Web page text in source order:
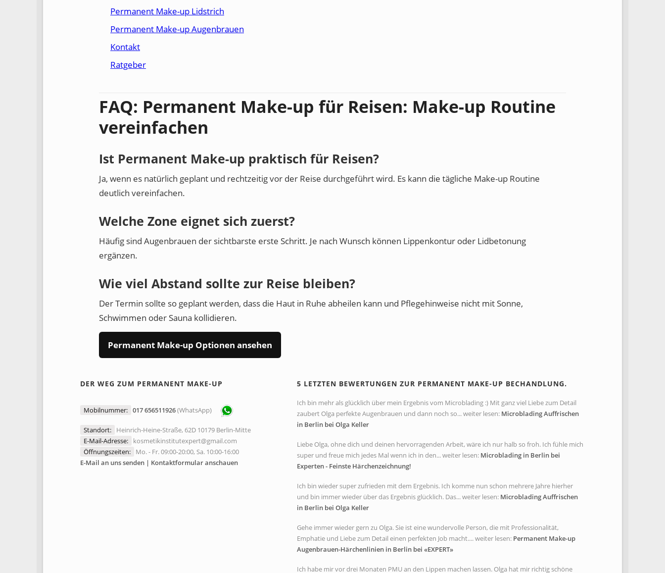
Permanent Make-up Lidstrich
Permanent Make-up Augenbrauen
Kontakt
Ratgeber
FAQ: Permanent Make-up für Reisen: Make-up Routine
vereinfachen
Ist Permanent Make-up praktisch für Reisen?
Ja, wenn es natürlich geplant und rechtzeitig vor der Reise durchgeführt wird. Es kann die tägliche Make-up Routine
deutlich vereinfachen.
Welche Zone eignet sich zuerst?
Häufig sind Augenbrauen der sichtbarste erste Schritt. Je nach Wunsch können Lippenkontur oder Lidbetonung
ergänzen.
Wie viel Abstand sollte zur Reise bleiben?
Der Termin sollte so geplant werden, dass die Haut in Ruhe abheilen kann und Pflegehinweise nicht mit Sonne,
Schwimmen oder Sauna kollidieren.
Permanent Make-up Optionen ansehen
DER WEG ZUM PERMANENT MAKE-UP
Mobilnummer: 017 656511926(WhatsApp)
Standort:
Heinrich-Heine-Straße, 62D 10179 Berlin-Mitte
E-Mail-Adresse:
kosmetikinstitutexpert@gmail.com
Öffnungszeiten:
Mo. - Fr. 09:00-20:00, Sa. 10:00-16:00
E-Mail an uns senden | Kontaktformular anschauen
5 LETZTEN BEWERTUNGEN ZUR PERMANENT MAKE-UP BECHANDLUNG.
Ich bin mehr als glücklich über mein Ergebnis vom Microblading :) Mit ganz viel Liebe zum Detail
zaubert Olga perfekte Augenbrauen und dann noch so... weiter lesen: Microblading Auffrischen
in Berlin bei Olga Keller
Liebe Olga, ohne dich und deinen hervorragenden Arbeit, wäre ich nur halb so froh. Ich fühle mich
super und freue mich jedes Mal wenn ich in den... weiter lesen: Microblading in Berlin bei
Experten - Feinste Härchenzeichnung!
Ich bin wieder super zufrieden mit dem Ergebnis. Ich komme nun schon mehrere Jahre hierher
und bin immer wieder über das Ergebnis glücklich. Das... weiter lesen: Microblading Auffrischen
in Berlin bei Olga Keller
Gehe immer wieder gern zu Olga. Sie ist eine wundervolle Person, die mit Professionalität,
Emphatie und Liebe zum Detail einen perfekten Job macht.... weiter lesen: Permanent Make-up
Augenbrauen-Härchenlinien in Berlin bei «EXPERT»
Ich habe mir vor drei Monaten PMU an den Lippen machen lassen. Olga hat mir richtig schöne